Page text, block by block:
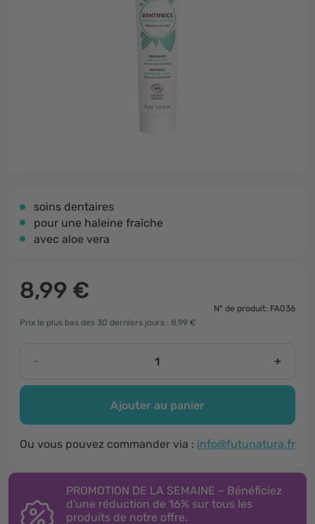
soins dentaires
pour une haleine fraîche
avec aloe vera
8,99 €
N° de produit: FA036
Prix le plus bas des 30 derniers jours : 8,99 €
- +
Ajouter au panier
Ou vous pouvez commander via : info@futunatura.fr
PROMOTION DE LA SEMAINE – Bénéficiez
d'une réduction de 16% sur tous les
produits de notre offre.